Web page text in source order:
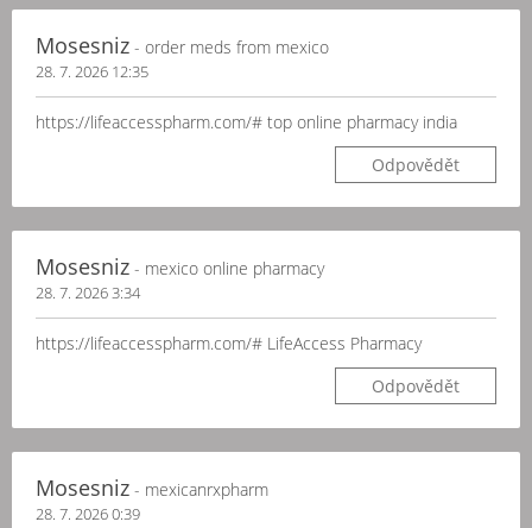
Mosesniz - order meds from mexico
28. 7. 2026 12:35
https://lifeaccesspharm.com/# top online pharmacy india
Odpovědět
Mosesniz - mexico online pharmacy
28. 7. 2026 3:34
https://lifeaccesspharm.com/# LifeAccess Pharmacy
Odpovědět
Mosesniz - mexicanrxpharm
28. 7. 2026 0:39